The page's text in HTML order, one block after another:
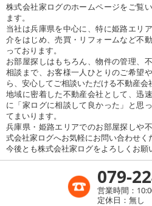
株式会社家ログのホームページをご覧
ます。
当社は兵庫県を中心に、特に姫路エリ
介をはじめ、売買・リフォームなど不
っております。
お部屋探しはもちろん、物件の管理、
相談まで、お客様一人ひとりのご希望
ら、安心してご相談いただける不動産会
地域に密着した不動産会社として、迅
に「家ログに相談して良かった」と思
てまいります。
兵庫県・姫路エリアでのお部屋探しや
式会社家ログへお気軽にお問い合わせく
今後とも株式会社家ログをよろしくお願
079-
営業時間：
定休日：無し